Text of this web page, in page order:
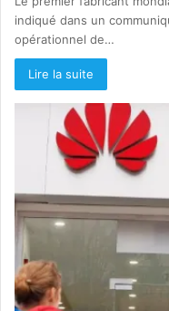
indiqué dans un
opérationnel de…
Lire la suite